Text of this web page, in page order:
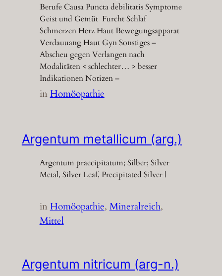
Berufe Causa Puncta debilitatis Symptome
Geist und Gemüt Furcht Schlaf
Schmerzen Herz Haut Bewegungsapparat
Verdauuang Haut Gyn Sonstiges –
Abscheu gegen Verlangen nach
Modalitäten < schlechter… > besser
Indikationen Notizen –
inHomöopathie
Argentum metallicum (arg.)
Argentum praecipitatum; Silber; Silver
Metal, Silver Leaf, Precipitated Silver |
inHomöopathie, Mineralreich
Mittel
Argentum nitricum (arg-n.)